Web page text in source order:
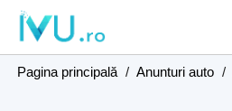
Pagina principală / Anunturi auto /